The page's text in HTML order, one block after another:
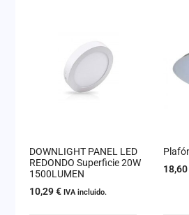
DOWNLIGHT PANEL LED
REDONDO Superficie 20W
1500LUMEN
10,29€ IVA incluido.
18,60